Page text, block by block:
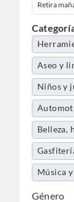
Retira
Aseo y
Niños y
Belleza,
Música
Género